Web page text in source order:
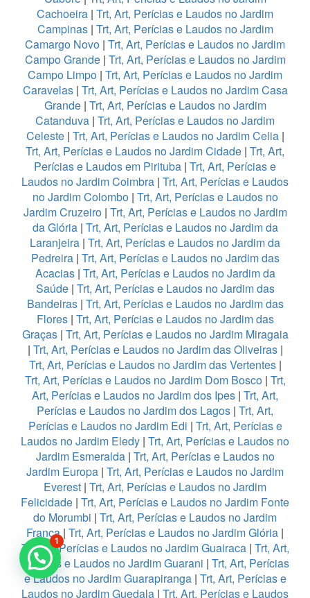
Cachoeira | Trt, Art, Perícias e Laudos no Jardim
Campinas| Trt, Art, Perícias e Laudos no Jardim
Camargo Novo | Trt, Art, Perícias e Laudos no Jardim
Campo Grande| Trt, Art, Perícias e Laudos no Jardim
Campo Limpo | Trt, Art, Perícias e Laudos no Jardim
Caravelas| Trt, Art, Perícias e Laudos no Jardim Casa
Grande| Trt, Art, Perícias e Laudos no Jardim
Catanduva | Trt, Art, Perícias e Laudos no Jardim
Celeste| Trt, Art, Perícias e Laudos no Jardim Celia|
Trt, Art, Perícias e Laudos no Jardim Cidade | Trt, Art,
Perícias e Laudos em Pirituba | Trt, Art, Perícias e
Laudos no Jardim Coimbra | Trt, Art, Perícias e Laudos
no Jardim Colombo| Trt, Art, Perícias e Laudos no
Jardim Cruzeiro| Trt, Art, Perícias e Laudos no Jardim
da Glória| Trt, Art, Perícias e Laudos no Jardim da
Laranjeira | Trt, Art, Perícias e Laudos no Jardim da
Pedreira| Trt, Art, Perícias e Laudos no Jardim das
Acacias| Trt, Art, Perícias e Laudos no Jardim da
Saúde| Trt, Art, Perícias e Laudos no Jardim das
Bandeiras| Trt, Art, Perícias e Laudos no Jardim das
Flores| Trt, Art, Perícias e Laudos no Jardim das
Graças| Trt, Art, Perícias e Laudos no Jardim Miragaia
| Trt, Art, Perícias e Laudos no Jardim das Oliveiras|
Trt, Art, Perícias e Laudos no Jardim das Vertentes|
Trt, Art, Perícias e Laudos no Jardim Dom Bosco| Trt,
Art, Perícias e Laudos no Jardim dos Ipes | Trt, Art,
Perícias e Laudos no Jardim dos Lagos | Trt, Art,
Perícias e Laudos no Jardim Edi | Trt, Art, Perícias e
Laudos no Jardim Eledy | Trt, Art, Perícias e Laudos no
Jardim Esmeralda| Trt, Art, Perícias e Laudos no
Jardim Europa | Trt, Art, Perícias e Laudos no Jardim
Everest | Trt, Art, Perícias e Laudos no Jardim
Felicidade | Trt, Art, Perícias e Laudos no Jardim Fonte
do Morumbi | Trt, Art, Perícias e Laudos no Jardim
França| Trt, Art, Perícias e Laudos no Jardim Glória |
Trt, Art, Perícias e Laudos no Jardim Guairaca| Trt, Art,
Perícias e Laudos no Jardim Guarani | Trt, Art, Perícias
e Laudos no Jardim Guarapiranga| Trt, Art, Perícias e
Laudos no Jardim Guedala | Trt, Art, Perícias e Laudos
1